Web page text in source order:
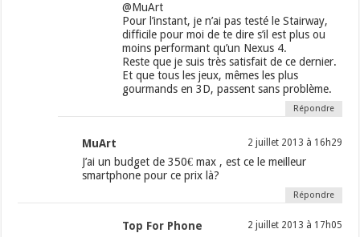
@MuArt
Pour l’instant, je n’ai pas testé le Stairway,
difficile pour moi de te dire s’il est plus ou
moins performant qu’un Nexus 4.
Reste que je suis très satisfait de ce dernier.
Et que tous les jeux, mêmes les plus
gourmands en 3D, passent sans problème.
Répondre
MuArt 2 juillet 2013 à 16h29
J’ai un budget de 350€ max , est ce le meilleur
smartphone pour ce prix là?
Répondre
Top For Phone 2 juillet 2013 à 17h05